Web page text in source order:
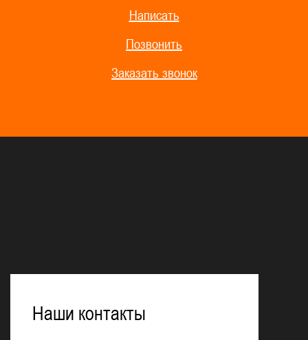
Написать
Позвонить
Заказать звонок
Наши контакты